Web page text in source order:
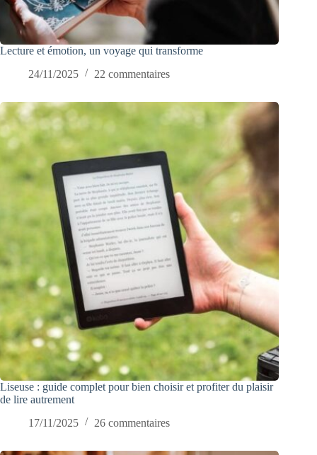
Lecture et émotion, un voyage qui transforme
24/11/2025
22 commentaires
Liseuse : guide complet pour bien choisir et profiter du plaisir
de lire autrement
17/11/2025
26 commentaires